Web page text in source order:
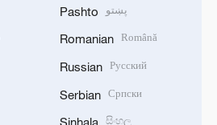
Pashto پښتو
Romanian Română
Russian Русский
Serbian Српски
සිංහල